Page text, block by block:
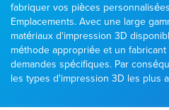
fabriquer vos pièces
Emplacements. Avec une large
matériaux d'impression 3D
méthode appropriée et un
demandes spécifiques. Par
les types d'impression 3D les plus